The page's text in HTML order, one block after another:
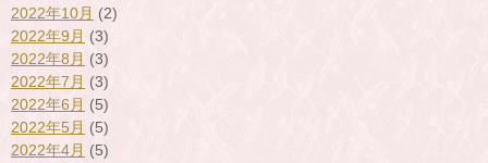
2022年10月 (2)
2022年9月 (3)
2022年8月 (3)
2022年7月 (3)
2022年6月 (5)
2022年5月 (5)
2022年4月 (5)